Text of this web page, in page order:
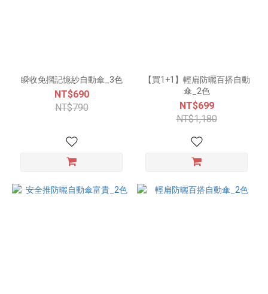
瞬收免摺記憶紗自動傘_3色
NT$690
NT$790
【買1+1】輕扁防曬百搭自動
傘_2色
NT$699
NT$1,180